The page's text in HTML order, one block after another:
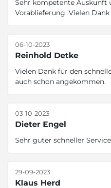
Sehr kompetente Auskunft
Vorablieferung. Vielen
Reinhold Detke
06-10-2023
Vielen Dank für den
auch schon angekommen.
Dieter Engel
03-10-2023
Sehr guter schneller Service
Klaus Herd
29-09-2023